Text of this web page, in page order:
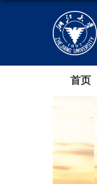
首页